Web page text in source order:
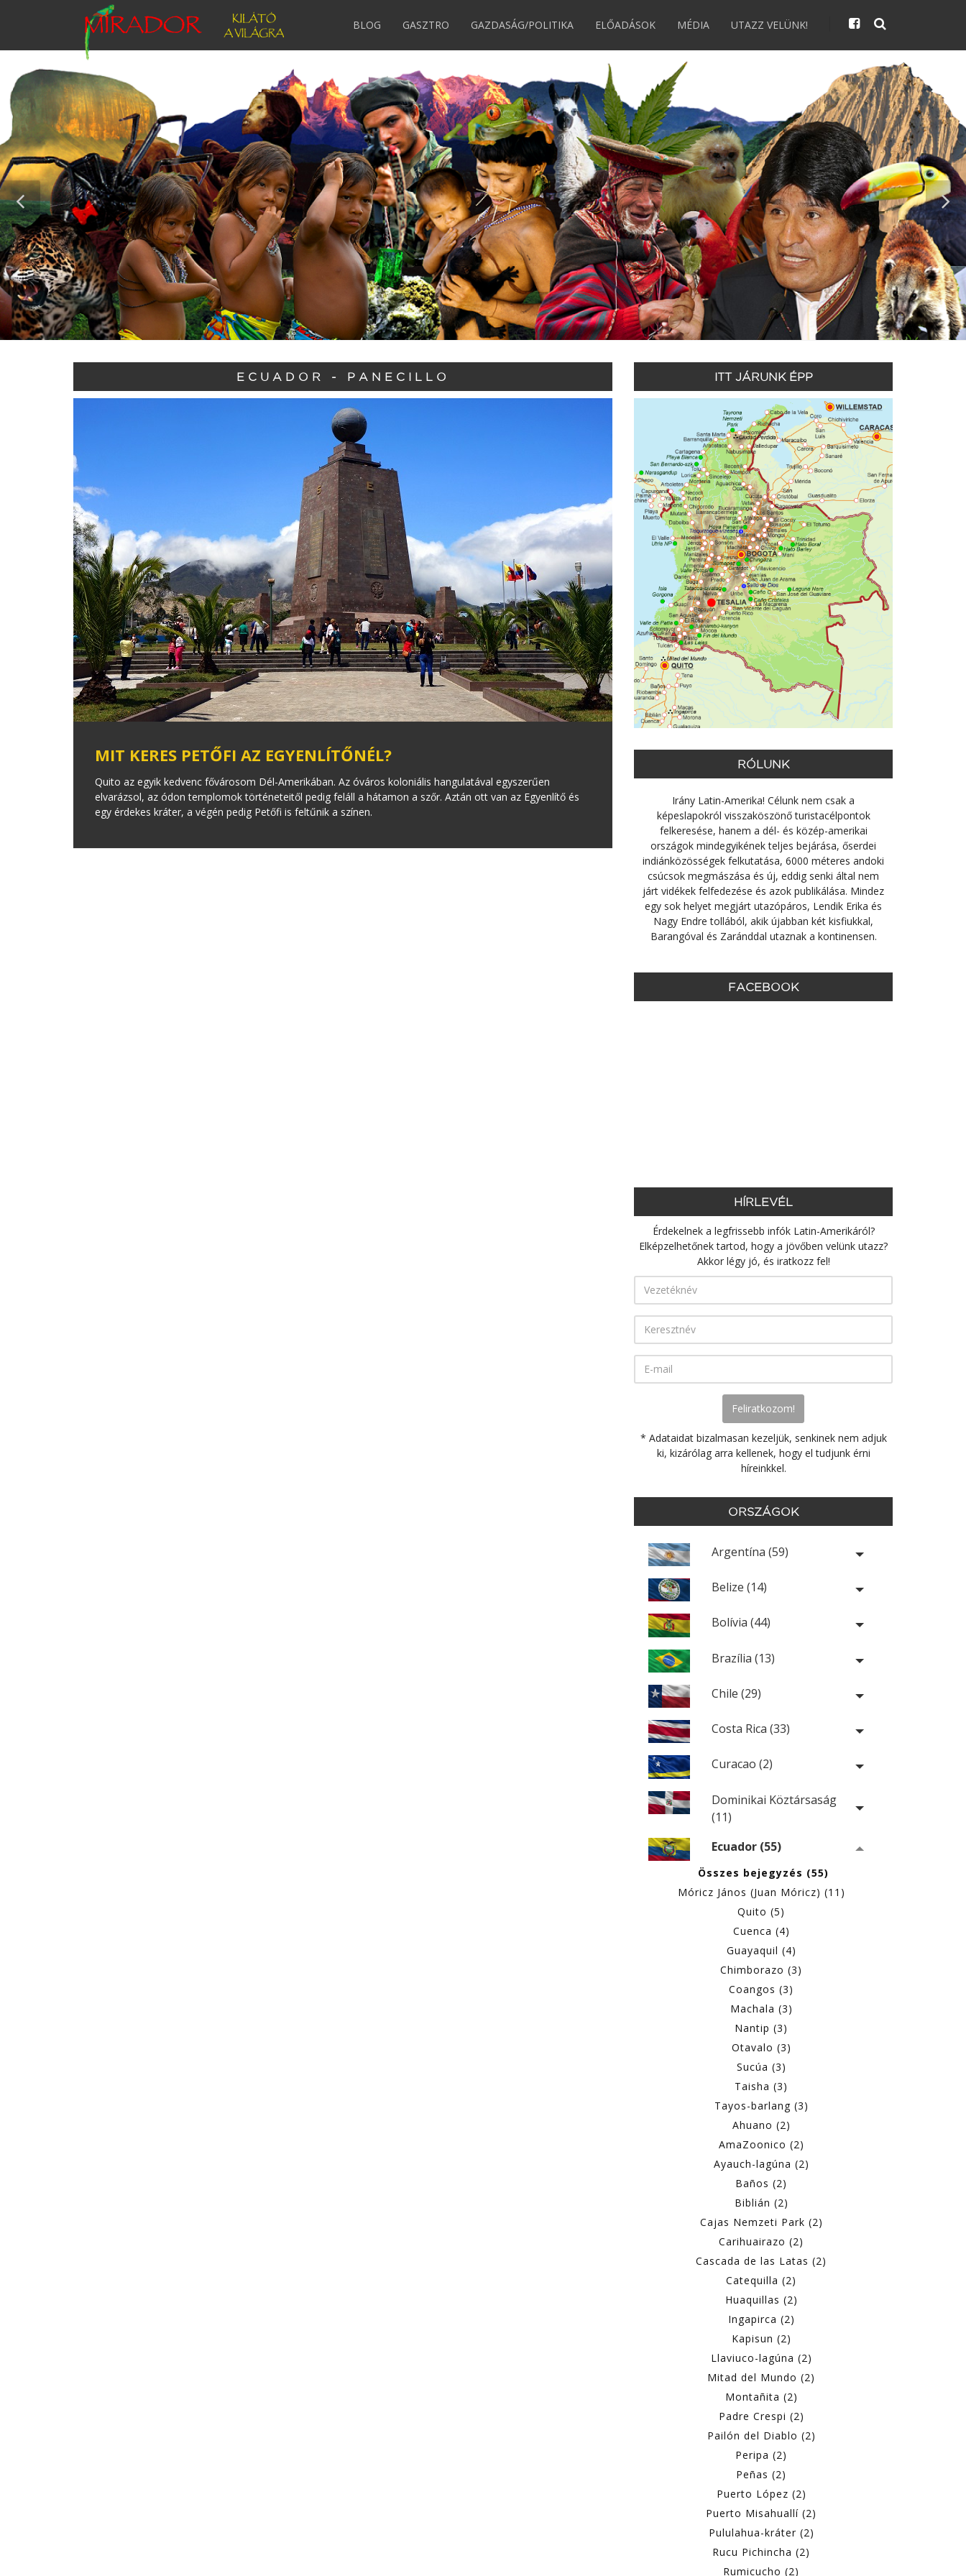
BLOG GASZTRO GAZDASÁG/POLITIKA ELŐADÁSOK MÉDIA UTAZZ VELÜNK!
ECUADOR - PANECILLO
MIT KERES PETŐFI AZ EGYENLÍTŐNÉL?
Quito az egyik kedvenc fővárosom Dél-Amerikában. Az óváros koloniális hangulatával egyszerűen
elvarázsol, az ódon templomok történeteitől pedig feláll a hátamon a szőr. Aztán ott van az Egyenlítő és
egy érdekes kráter, a végén pedig Petőfi is feltűnik a színen.
ITT JÁRUNK ÉPP
RÓLUNK
Irány Latin-Amerika! Célunk nem csak a
képeslapokról visszaköszönő turistacélpontok
felkeresése, hanem a dél- és közép-amerikai
országok mindegyikének teljes bejárása, őserdei
indiánközösségek felkutatása, 6000 méteres andoki
csúcsok megmászása és új, eddig senki által nem
járt vidékek felfedezése és azok publikálása. Mindez
egy sok helyet megjárt utazópáros, Lendik Erika és
Nagy Endre tollából, akik újabban két kisfiukkal,
Barangóval és Zaránddal utaznak a kontinensen.
FACEBOOK
HÍRLEVÉL
Érdekelnek a legfrissebb infók Latin-Amerikáról?
Elképzelhetőnek tartod, hogy a jövőben velünk utazz?
Akkor légy jó, és iratkozz fel!
* Adataidat bizalmasan kezeljük, senkinek nem adjuk
ki, kizárólag arra kellenek, hogy el tudjunk érni
híreinkkel.
ORSZÁGOK
Argentína (59)
Belize (14)
Bolívia (44)
Brazília (13)
Chile (29)
Costa Rica (33)
Curacao (2)
Dominikai Köztársaság
(11)
Ecuador (55)
Összes bejegyzés (55)
Móricz János (Juan Móricz) (11)
Quito (5)
Cuenca (4)
Guayaquil (4)
Chimborazo (3)
Coangos (3)
Machala (3)
Nantip (3)
Otavalo (3)
Sucúa (3)
Taisha (3)
Tayos-barlang (3)
Ahuano (2)
AmaZoonico (2)
Ayauch-lagúna (2)
Baños (2)
Biblián (2)
Cajas Nemzeti Park (2)
Carihuairazo (2)
Cascada de las Latas (2)
Catequilla (2)
Huaquillas (2)
Ingapirca (2)
Kapisun (2)
Llaviuco-lagúna (2)
Mitad del Mundo (2)
Montañita (2)
Padre Crespi (2)
Pailón del Diablo (2)
Peripa (2)
Peñas (2)
Puerto López (2)
Puerto Misahuallí (2)
Pululahua-kráter (2)
Rucu Pichincha (2)
Rumicucho (2)